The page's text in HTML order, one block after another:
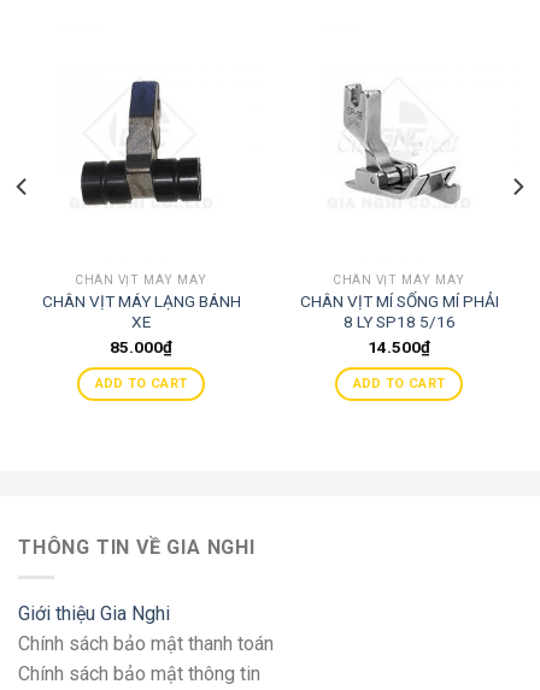
CHÂN VỊT MÁY MAY
CHÂN VỊT MÁY LẠNG BÁNH
XE
85.000₫
ADD TO CART
CHÂN VỊT MÁY MAY
CHÂN VỊT MÍ SỐNG MÍ PHẢI
8 LY SP18 5/16
14.500₫
ADD TO CART
THÔNG TIN VỀ GIA NGHI
Giới thiệu Gia Nghi
Chính sách bảo mật thanh toán
Chính sách bảo mật thông tin